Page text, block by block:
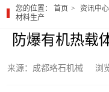
您的位置：首页 资讯中心
材料生产
防爆有机热载
来源：成都珞石机械 浏